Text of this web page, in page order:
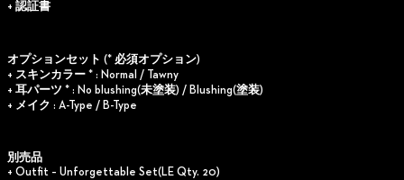
+ 認証書
オプションセット (* 必須オプション)
+ スキンカラー * : Normal / Tawny
+ 耳パーツ * : No blushing(未塗装) / Blushing(塗装)
+ メイク : A-Type / B-Type
別売品
+ Outfit – Unforgettable Set(LE Qty. 20)